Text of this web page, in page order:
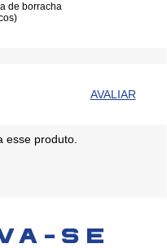
de borracha
esse produto.
SE